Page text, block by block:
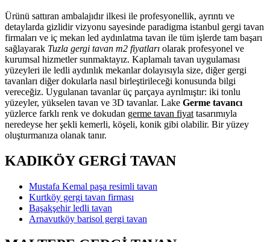
Ürünü sattıran ambalajıdır ilkesi ile profesyonellik, ayrıntı ve
detaylarda gizlidir vizyonu sayesinde paradigma istanbul gergi tavan
firmaları ve iç mekan led aydınlatma tavan ile tüm işlerde tam başarı
sağlayarak Tuzla gergi tavan m2 fiyatları olarak profesyonel ve
kurumsal hizmetler sunmaktayız. Kaplamalı tavan uygulaması
yüzeyleri ile ledli aydınlık mekanlar dolayısıyla size, diğer gergi
tavanları diğer dokularla nasıl birleştirileceği konusunda bilgi
vereceğiz. Uygulanan tavanlar üç parçaya ayrılmıştır: iki tonlu
yüzeyler, yükselen tavan ve 3D tavanlar. Lake Germe tavancı
yüzlerce farklı renk ve dokudan germe tavan fiyat tasarımıyla
neredeyse her şekli kemerli, köşeli, konik gibi olabilir. Bir yüzey
oluşturmanıza olanak tanır.
KADIKÖY GERGİ TAVAN
Mustafa Kemal paşa resimli tavan
Kurtköy gergi tavan firması
Başakşehir ledli tavan
Arnavutköy barisol gergi tavan